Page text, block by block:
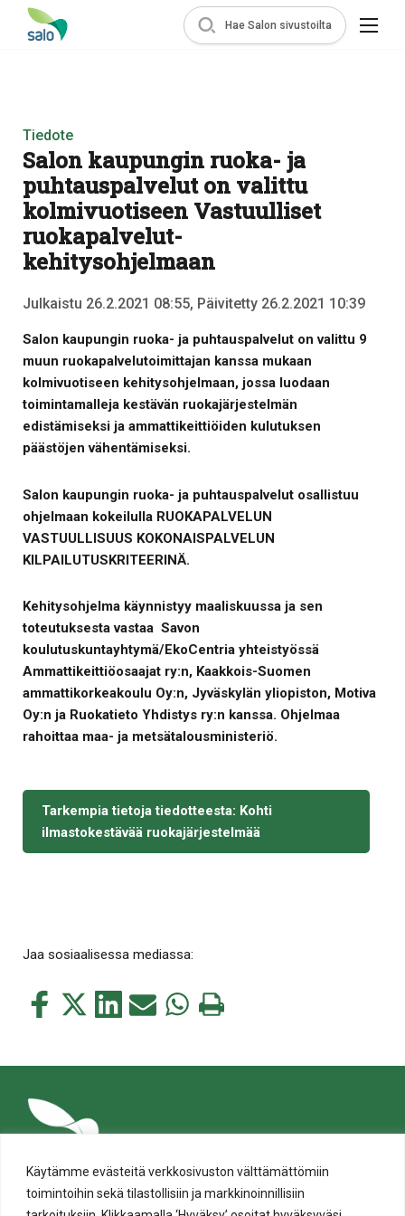
Käytämme evästeitä verkkosivuston välttämättömiin
toimintoihin sekä tilastollisiin ja markkinoinnillisiin
Hae Salon sivustoilta
Tiedote
Salon kaupungin ruoka- ja
puhtauspalvelut on valittu
kolmivuotiseen Vastuulliset
ruokapalvelut-
kehitysohjelmaan
Julkaistu 26.2.2021 08:55, Päivitetty 26.2.2021 10:39
Salon kaupungin ruoka- ja puhtauspalvelut on valittu 9
muun ruokapalvelutoimittajan kanssa mukaan
kolmivuotiseen kehitysohjelmaan, jossa luodaan
toimintamalleja kestävän ruokajärjestelmän
edistämiseksi ja ammattikeittiöiden kulutuksen
päästöjen vähentämiseksi.
Salon kaupungin ruoka- ja puhtauspalvelut osallistuu
ohjelmaan kokeilulla RUOKAPALVELUN
VASTUULLISUUS KOKONAISPALVELUN
KILPAILUTUSKRITEERINÄ.
Kehitysohjelma käynnistyy maaliskuussa ja sen
toteutuksesta vastaa Savon
koulutuskuntayhtymä/EkoCentria yhteistyössä
Ammattikeittiöosaajat ry:n, Kaakkois-Suomen
ammattikorkeakoulu Oy:n, Jyväskylän yliopiston, Motiva
Oy:n ja Ruokatieto Yhdistys ry:n kanssa. Ohjelmaa
rahoittaa maa- ja metsätalousministeriö.
Tarkempia tietoja tiedotteesta: Kohti
ilmastokestävää ruokajärjestelmää
Jaa sosiaalisessa mediassa:
Jaa
Jaa
Jaa Jaa Jaa Tulosta